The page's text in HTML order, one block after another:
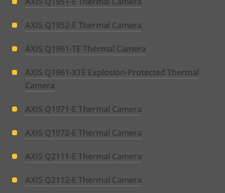
AXIS Q1952-E Thermal Camera
AXIS Q1961-TE Thermal Camera
AXIS Q1961-XTE Explosion-Protected Thermal
Camera
AXIS Q1971-E Thermal Camera
AXIS Q1972-E Thermal Camera
AXIS Q2111-E Thermal Camera
AXIS Q2112-E Thermal Camera